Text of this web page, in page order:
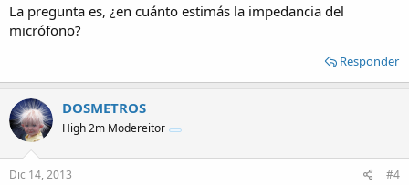
La pregunta es, ¿en cuánto estimás la impedancia del
micrófono?
Responder
DOSMETROS
High 2m Modereitor
Dic 14, 2013 #4